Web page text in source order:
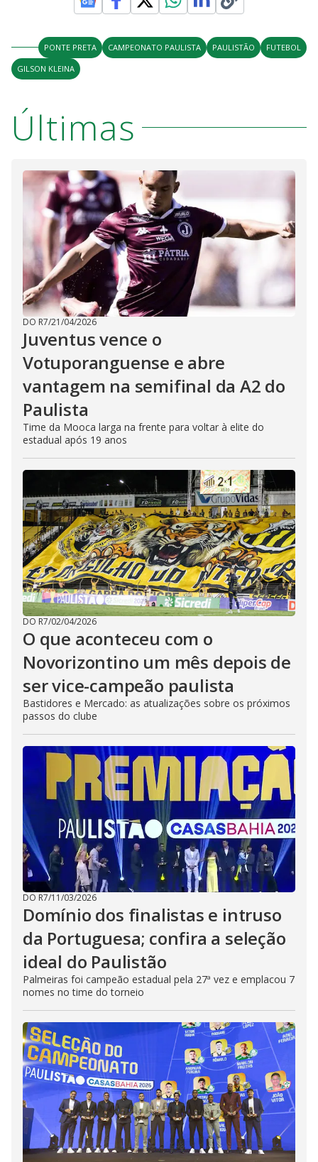
PONTE PRETA CAMPEONATO PAULISTA PAULISTÃO
FUTEBOL
GILSON KLEINA
Últimas
DO R7/21/04/2026
Juventus vence o
Votuporanguense e abre
vantagem na semifinal da A2 do
Paulista
Time da Mooca larga na frente para voltar à elite do
estadual após 19 anos
DO R7/02/04/2026
O que aconteceu com o
Novorizontino um mês depois de
ser vice-campeão paulista
Bastidores e Mercado: as atualizações sobre os próximos
passos do clube
DO R7/11/03/2026
Domínio dos finalistas e intruso
da Portuguesa; confira a seleção
ideal do Paulistão
Palmeiras foi campeão estadual pela 27ª vez e emplacou 7
nomes no time do torneio